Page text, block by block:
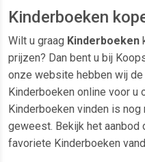
Kinderboeken
Wilt u graag Kinderboeken
prijzen? Dan bent u bij
onze website hebben wij
Kinderboeken online voor u
Kinderboeken vinden is
geweest. Bekijk het
favoriete Kinderboeken